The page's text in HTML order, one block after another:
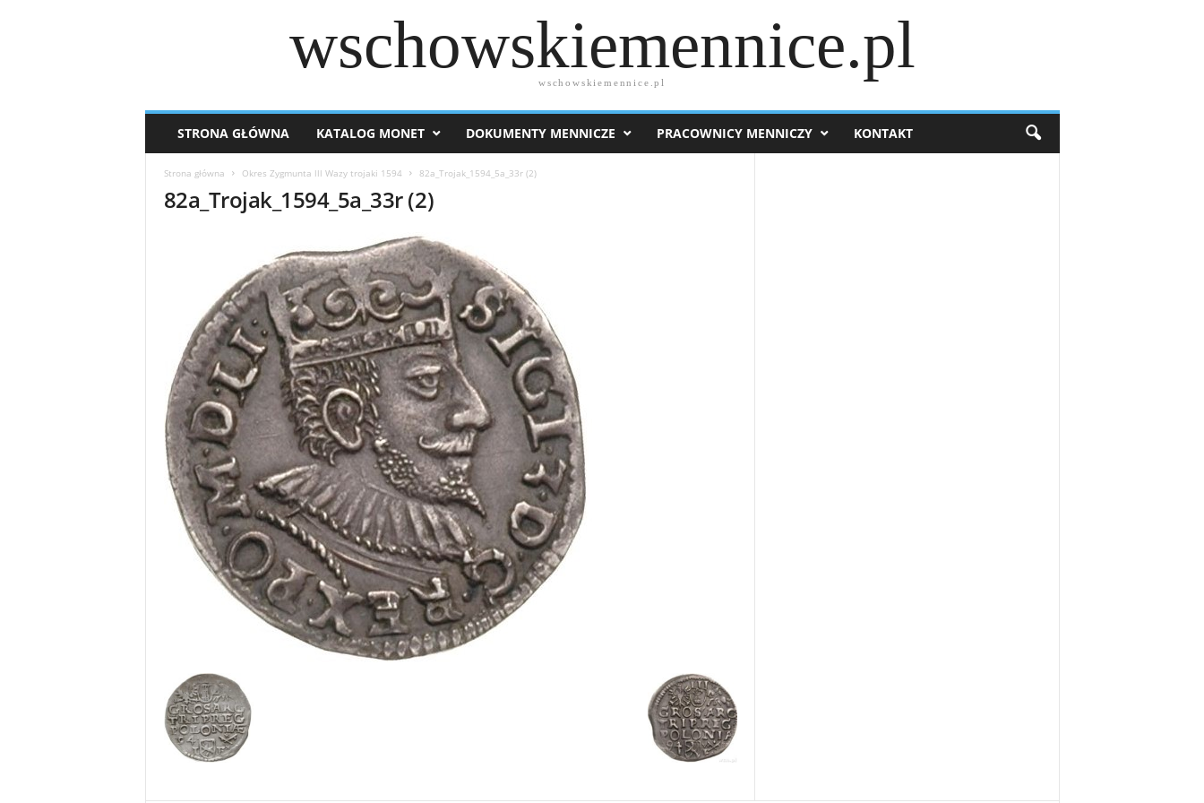
wschowskiemennice.pl
wschowskiemennice.pl
STRONA GŁÓWNA KATALOG MONET DOKUMENTY MENNICZE PRACOWNICY MENNICZY KONTAKT
Strona główna Okres Zygmunta lll Wazy trojaki 1594 82a_Trojak_1594_5a_33r (2)
82a_Trojak_1594_5a_33r (2)